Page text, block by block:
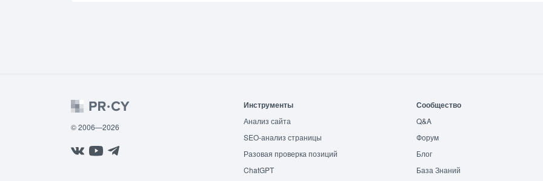
© 2006—2026
Инструменты
Анализ сайта
SEO-анализ страницы
Разовая проверка позиций
ChatGPT
Сообщество
Q&A
Форум
Блог
База Знаний